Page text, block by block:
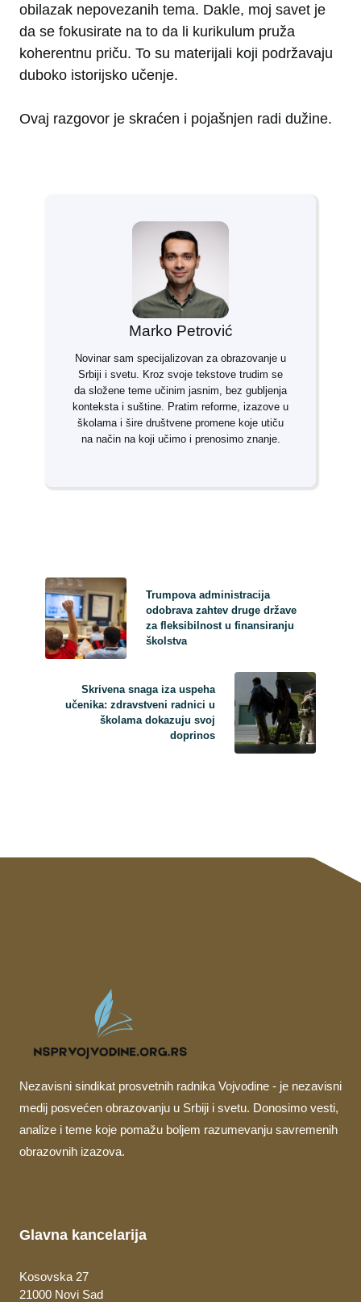
obilazak nepovezanih tema. Dakle, moj savet je
da se fokusirate na to da li kurikulum pruža
koherentnu priču. To su materijali koji podržavaju
duboko istorijsko učenje.
Ovaj razgovor je skraćen i pojašnjen radi dužine.
Marko Petrović
Novinar sam specijalizovan za obrazovanje u
Srbiji i svetu. Kroz svoje tekstove trudim se
da složene teme učinim jasnim, bez gubljenja
konteksta i suštine. Pratim reforme, izazove u
školama i šire društvene promene koje utiču
na način na koji učimo i prenosimo znanje.
Trumpova administracija
odobrava zahtev druge države
za fleksibilnost u finansiranju
školstva
Skrivena snaga iza uspeha
učenika: zdravstveni radnici u
školama dokazuju svoj
doprinos
Nezavisni sindikat prosvetnih radnika Vojvodine - je nezavisni
medij posvećen obrazovanju u Srbiji i svetu. Donosimo vesti,
analize i teme koje pomažu boljem razumevanju savremenih
obrazovnih izazova.
Glavna kancelarija
Kosovska 27
21000 Novi Sad